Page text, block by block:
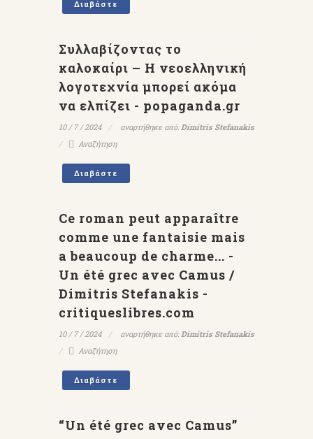
Διαβάστε
Συλλαβίζοντας το
καλοκαίρι – Η νεοελληνική
λογοτεχνία μπορεί ακόμα
να ελπίζει - popaganda.gr
10 / 7 / 2024 αναρτήθηκε από:Dimitris Stefanakis
Αναζήτηση
Διαβάστε
Ce roman peut apparaître
comme une fantaisie mais
a beaucoup de charme... -
Un été grec avec Camus /
Dimitris Stefanakis -
critiqueslibres.com
10 / 7 / 2024 αναρτήθηκε από:Dimitris Stefanakis
Αναζήτηση
Διαβάστε
“Un été grec avec Camus”